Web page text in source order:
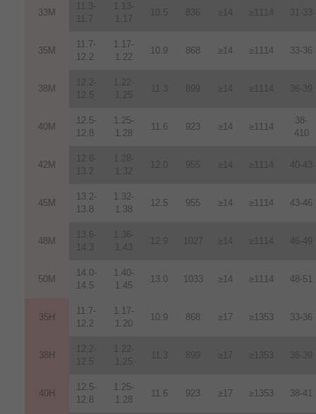
33M
11.3-
11.7
1.13-
1.17
10.5 836 ≥14 ≥1114 31-33
35M
11.7-
12.2
1.17-
1.22
10.9 868 ≥14 ≥1114 33-36
38M
12.2-
12.5
1.22-
1.25
11.3 899 ≥14 ≥1114 36-39
40M
12.5-
12.8
1.25-
1.28
11.6 923 ≥14 ≥1114
38-
410
42M
12.8-
13.2
1.28-
1.32
12.0 955 ≥14 ≥1114 40-43
45M
13.2-
13.8
1.32-
1.38
12.5 955 ≥14 ≥1114 43-46
48M
13.6-
14.3
1.36-
1.43
12.9 1027 ≥14 ≥1114 46-49
50M
14.0-
14.5
1.40-
1.45
13.0 1033 ≥14 ≥1114 48-51
35H
11.7-
12.2
1.17-
1.20
10.9 868 ≥17 ≥1353 33-36
38H
12.2-
12.5
1.22-
1.25
11.3 899 ≥17 ≥1353 36-39
40H
12.5-
12.8
1.25-
1.28
11.6 923 ≥17 ≥1353 38-41